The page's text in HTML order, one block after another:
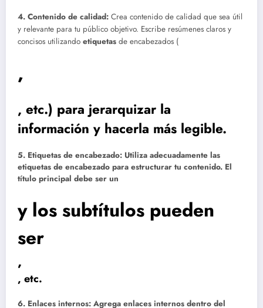
4. Contenido de calidad: Crea contenido de calidad que sea útil
y relevante para tu público objetivo. Escribe resúmenes claros y
concisos utilizando etiquetas de encabezados (
,
, etc.) para jerarquizar la
información y hacerla más legible.
5. Etiquetas de encabezado: Utiliza adecuadamente las
etiquetas de encabezado para estructurar tu contenido. El
título principal debe ser un
y los subtítulos pueden
ser
,
, etc.
6. Enlaces internos: Agrega enlaces internos dentro del